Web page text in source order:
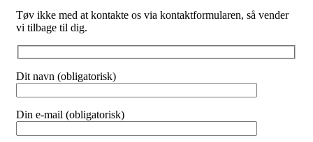
Tøv ikke med at kontakte os via kontaktformularen, så vender
vi tilbage til dig.
Dit navn (obligatorisk)
Din e-mail (obligatorisk)